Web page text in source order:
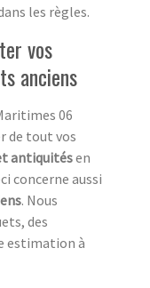
les règles.
vos
anciens
06
de tout vos
antiquitésen
concerne aussi
. Nous
des
estimation à